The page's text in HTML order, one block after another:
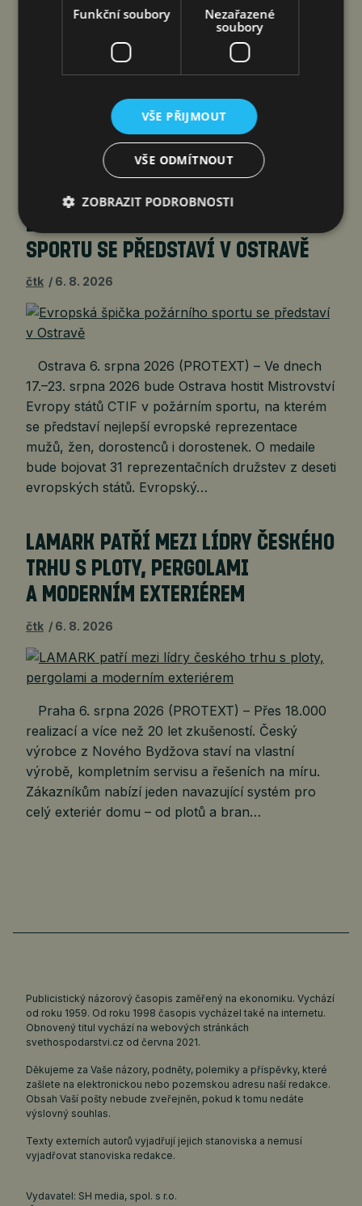
Praha 6. srpna 2026 (PROTEXT) – Chery přivádí
na český trh nový model TIGGO 7 HEV. Full-
hybridní SUV rozšiřuje nabídku značky
a kombinuje nízkou spotřebu, bohatou výbavu
a bezpečnost potvrzenou pětihvězdičkovým
hodnocením Euro NCAP. Společnost Astana
Motors Czech,…
EVROPSKÁ ŠPIČKA POŽÁRNÍHO
SPORTU SE PŘEDSTAVÍ V OSTRAVĚ
čtk 6. 8. 2026
Ostrava 6. srpna 2026 (PROTEXT) – Ve dnech
17.–23. srpna 2026 bude Ostrava hostit Mistrovství
Evropy států CTIF v požárním sportu, na kterém
se představí nejlepší evropské reprezentace
mužů, žen, dorostenců i dorostenek. O medaile
bude bojovat 31 reprezentačních družstev z deseti
evropských států. Evropský…
LAMARK PATŘÍ MEZI LÍDRY ČESKÉHO
TRHU S PLOTY, PERGOLAMI
A MODERNÍM EXTERIÉREM
čtk 6. 8. 2026
Praha 6. srpna 2026 (PROTEXT) – Přes 18.000
realizací a více než 20 let zkušeností. Český
výrobce z Nového Bydžova staví na vlastní
výrobě, kompletním servisu a řešeních na míru.
Zákazníkům nabízí jeden navazující systém pro
celý exteriér domu – od plotů a bran…
Publicistický názorový časopis zaměřený na ekonomiku. Vychází
od roku 1959. Od roku 1998 časopis vycházel také na internetu.
Obnovený titul vychází na webových stránkách
svethospodarstvi.cz od června 2021.
Děkujeme za Vaše názory, podněty, polemiky a příspěvky, které
zašlete na elektronickou nebo pozemskou adresu naší redakce.
Obsah Vaší pošty nebude zveřejněn, pokud k tomu nedáte
výslovný souhlas.
Texty externích autorů vyjadřují jejich stanoviska a nemusí
vyjadřovat stanoviska redakce.
Vydavatel: SH media, spol. s r.o.
Funkční soubory
Nezařazené
soubory
VŠE PŘIJMOUT
VŠE ODMÍTNOUT
ZOBRAZIT PODROBNOSTI